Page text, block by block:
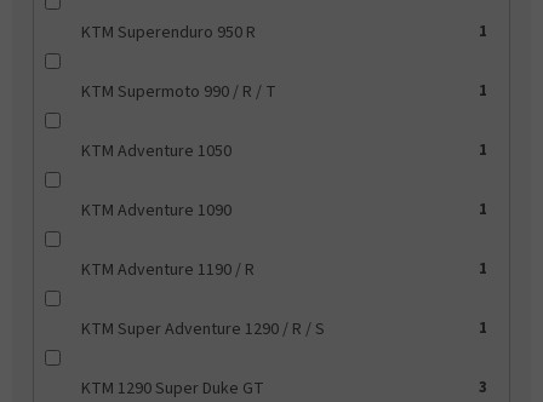
KTM Superenduro 950 R 1
KTM Supermoto 990 / R / T 1
KTM Adventure 1050 1
KTM Adventure 1090 1
KTM Adventure 1190 / R 1
KTM Super Adventure 1290 / R / S 1
KTM 1290 Super Duke GT 3